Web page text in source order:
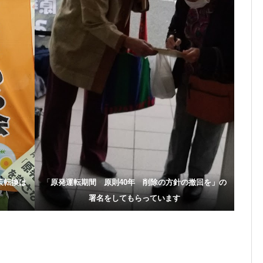
転換は 「 原発運転期間 原則40年 削除の方針の撤回を」の
署名をしてもらっています